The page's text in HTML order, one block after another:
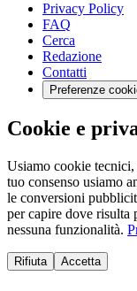
Privacy Policy
FAQ
Cerca
Redazione
Contatti
Preferenze
Cookie e
Usiamo cookie
tuo consenso usiamo
le conversioni
per capire dove risulta
nessuna funzionalità.
Rifiuta Accetta